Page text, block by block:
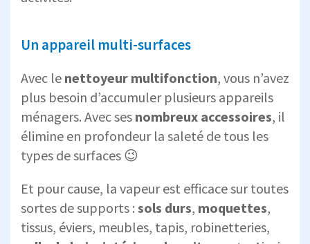
Un appareil multi-surfaces
Avec le nettoyeur multifonction, vous n’avez
plus besoin d’accumuler plusieurs appareils
ménagers. Avec ses nombreux accessoires, il
élimine en profondeur la saleté de tous les
types de surfaces 😉
Et pour cause, la vapeur est efficace sur toutes
sortes de supports : sols durs, moquettes,
tissus, éviers, meubles, tapis, robinetteries,